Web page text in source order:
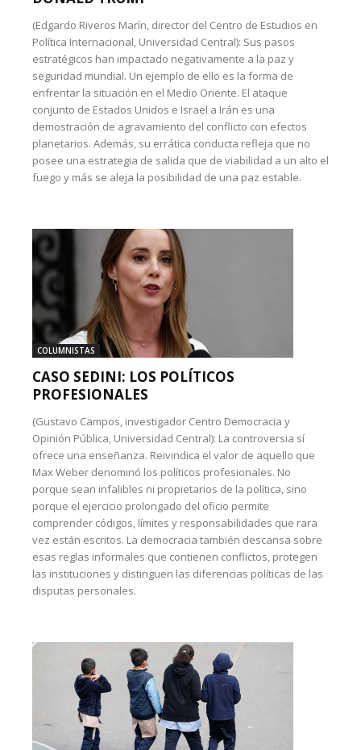
(Edgardo Riveros Marín, director del Centro de Estudios en
Política Internacional, Universidad Central): Sus pasos
estratégicos han impactado negativamente a la paz y
seguridad mundial. Un ejemplo de ello es la forma de
enfrentar la situación en el Medio Oriente. El ataque
conjunto de Estados Unidos e Israel a Irán es una
demostración de agravamiento del conflicto con efectos
planetarios. Además, su errática conducta refleja que no
posee una estrategia de salida que de viabilidad a un alto el
fuego y más se aleja la posibilidad de una paz estable.
COLUMNISTAS
CASO SEDINI: LOS POLÍTICOS
PROFESIONALES
(Gustavo Campos, investigador Centro Democracia y
Opinión Pública, Universidad Central): La controversia sí
ofrece una enseñanza. Reivindica el valor de aquello que
Max Weber denominó los políticos profesionales. No
porque sean infalibles ni propietarios de la política, sino
porque el ejercicio prolongado del oficio permite
comprender códigos, límites y responsabilidades que rara
vez están escritos. La democracia también descansa sobre
esas reglas informales que contienen conflictos, protegen
las instituciones y distinguen las diferencias políticas de las
disputas personales.